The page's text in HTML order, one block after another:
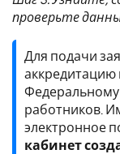
проверьте
Для подачи
Федеральному
работников.
электронное
кабинет